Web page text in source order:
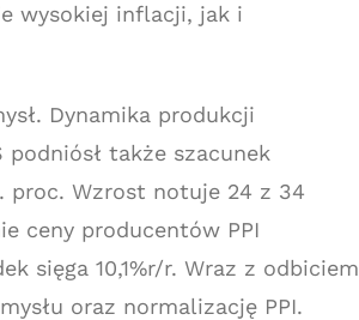
wysokiej inflacji, jak i
Dynamika produkcji
podniósł także szacunek
proc. Wzrost notuje 24 z 34
ceny producentów PPI
sięga 10,1%r/r. Wraz z odbiciem
oraz normalizację PPI.